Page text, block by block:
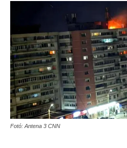
Fotó: Antena 3 CNN